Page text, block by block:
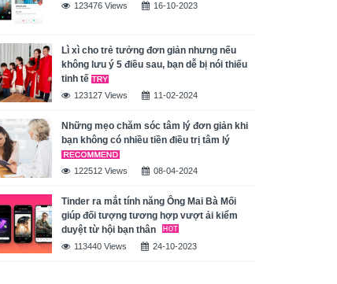
123476 Views 16-10-2023
Lì xì cho trẻ tưởng đơn giản nhưng nếu
không lưu ý 5 điều sau, bạn dễ bị nói thiếu
tinh tế
123127 Views 11-02-2024
Những mẹo chăm sóc tâm lý đơn giản khi
bạn không có nhiều tiền điều trị tâm lý
122512 Views 08-04-2024
Tinder ra mắt tính năng Ông Mai Bà Mối
giúp đối tượng tương hợp vượt ải kiểm
duyệt từ hội bạn thân
113440 Views 24-10-2023